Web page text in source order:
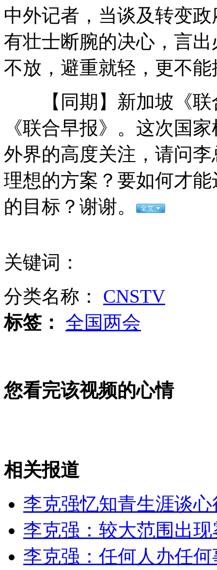
女子不慎吞假牙 刺破食管险丧命
男子模仿"少年派"将与狮子同居一年
那些曾经让老师崩溃的答卷
美国研究称睡眠不足5小时更易发胖
无痛分娩是否安全 医生回应
外交部：有关国家言论片面不公正
消防员救轻生者 花炮节热闹非凡 减压"枕头大战"
中外记者，当谈及转变
有壮士断腕的决心，言
不放，避重就轻，更不
【同期】新加坡《联
《联合早报》。这次国
外界的高度关注，请问
理想的方案？要如何才
的目标？谢谢。
关键词：
分类名称： CNSTV
标签：
全国两会
您看完该视频的心情
相关报道
李克强忆知青生涯谈
李克强：较大范围出
李克强：任何人办任